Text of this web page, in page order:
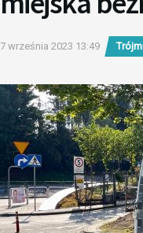
7 września 2023 13:49